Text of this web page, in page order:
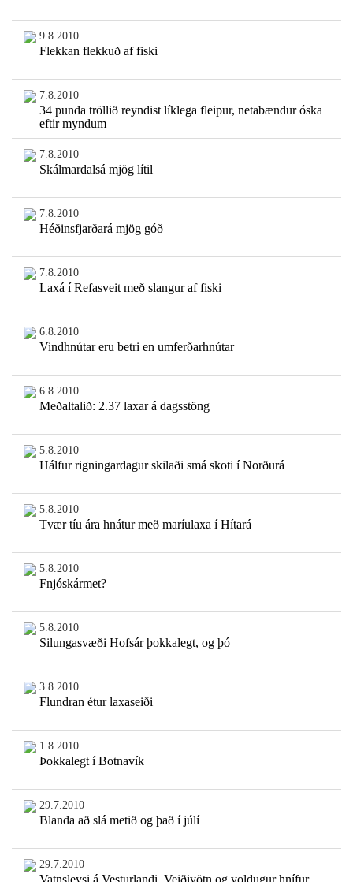
9.8.2010
Flekkan flekkuð af fiski
7.8.2010
34 punda tröllið reyndist líklega fleipur, netabændur óska
eftir myndum
7.8.2010
Skálmardalsá mjög lítil
7.8.2010
Héðinsfjarðará mjög góð
7.8.2010
Laxá í Refasveit með slangur af fiski
6.8.2010
Vindhnútar eru betri en umferðarhnútar
6.8.2010
Meðaltalið: 2.37 laxar á dagsstöng
5.8.2010
Hálfur rigningardagur skilaði smá skoti í Norðurá
5.8.2010
Tvær tíu ára hnátur með maríulaxa í Hítará
5.8.2010
Fnjóskármet?
5.8.2010
Silungasvæði Hofsár þokkalegt, og þó
3.8.2010
Flundran étur laxaseiði
1.8.2010
Þokkalegt í Botnavík
29.7.2010
Blanda að slá metið og það í júlí
29.7.2010